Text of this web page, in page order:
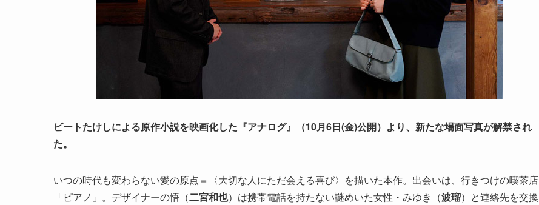
ビートたけしによる原作小説を映画化した『アナログ』（10月6日(金)公開）より、新たな場面写真が解禁され
た。
いつの時代も変わらない愛の原点＝〈大切な人にただ会える喜び〉を描いた本作。出会いは、行きつけの喫茶店
「ピアノ」。デザイナーの悟（二宮和也）は携帯電話を持たない謎めいた女性・みゆき（波瑠）と連絡先を交換